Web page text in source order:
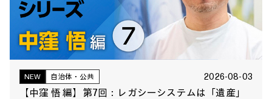
NEW 自治体・公共 2026-08-03
【中窪 悟 編】第7回：レガシーシステムは「遺産」